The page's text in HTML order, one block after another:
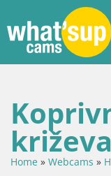
Home » Webcams »